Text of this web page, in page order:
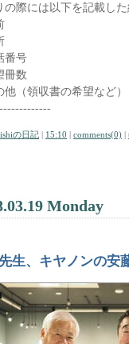
の際には以下を記載し
番号
冊数
他（領収書の希望など）
の日記 | 15:10 | comments(0) |
Monday
生、キヤノンの安